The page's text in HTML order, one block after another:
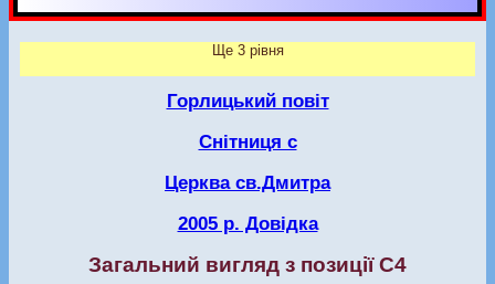
Ще 3 рівня
Горлицький повіт
Снітниця с
Церква св.Дмитра
2005 р. Довідка
Загальний вигляд з позиції С4